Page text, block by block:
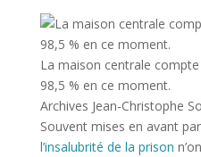
La maison centrale
98,5 % en ce moment.
Archives Jean-Christophe
Souvent mises en avant
l’insalubrité de la prison